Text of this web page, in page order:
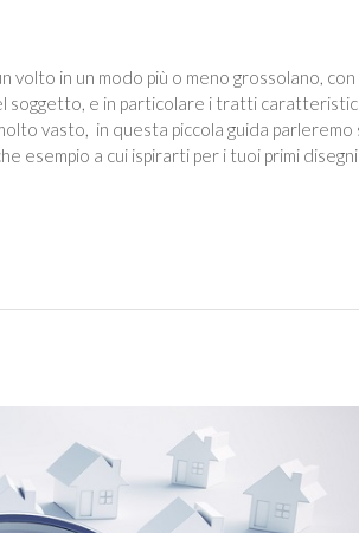
volto in un modo più o meno grossolano, con
soggetto, e in particolare i tratti
vasto, in questa piccola guida parleremo
esempio a cui ispirarti per i tuoi primi